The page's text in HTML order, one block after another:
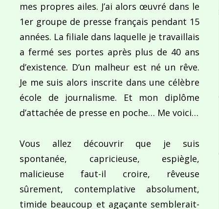
Ce site utilise Akismet pour réduire les
commentaires sont traitées .
Navigation
l’article
PUBLIÉ DANS
mes propres ailes. J’ai alors œuvré dans le
1er groupe de presse français pendant 15
années. La filiale dans laquelle je travaillais
a fermé ses portes après plus de 40 ans
d’existence. D’un malheur est né un rêve.
Je me suis alors inscrite dans une célèbre
école de journalisme. Et mon diplôme
d’attachée de presse en poche… Me voici…
Vous allez découvrir que je suis
spontanée, capricieuse, espiègle,
malicieuse faut-il croire, rêveuse
sûrement, contemplative absolument,
timide beaucoup et agaçante semblerait-